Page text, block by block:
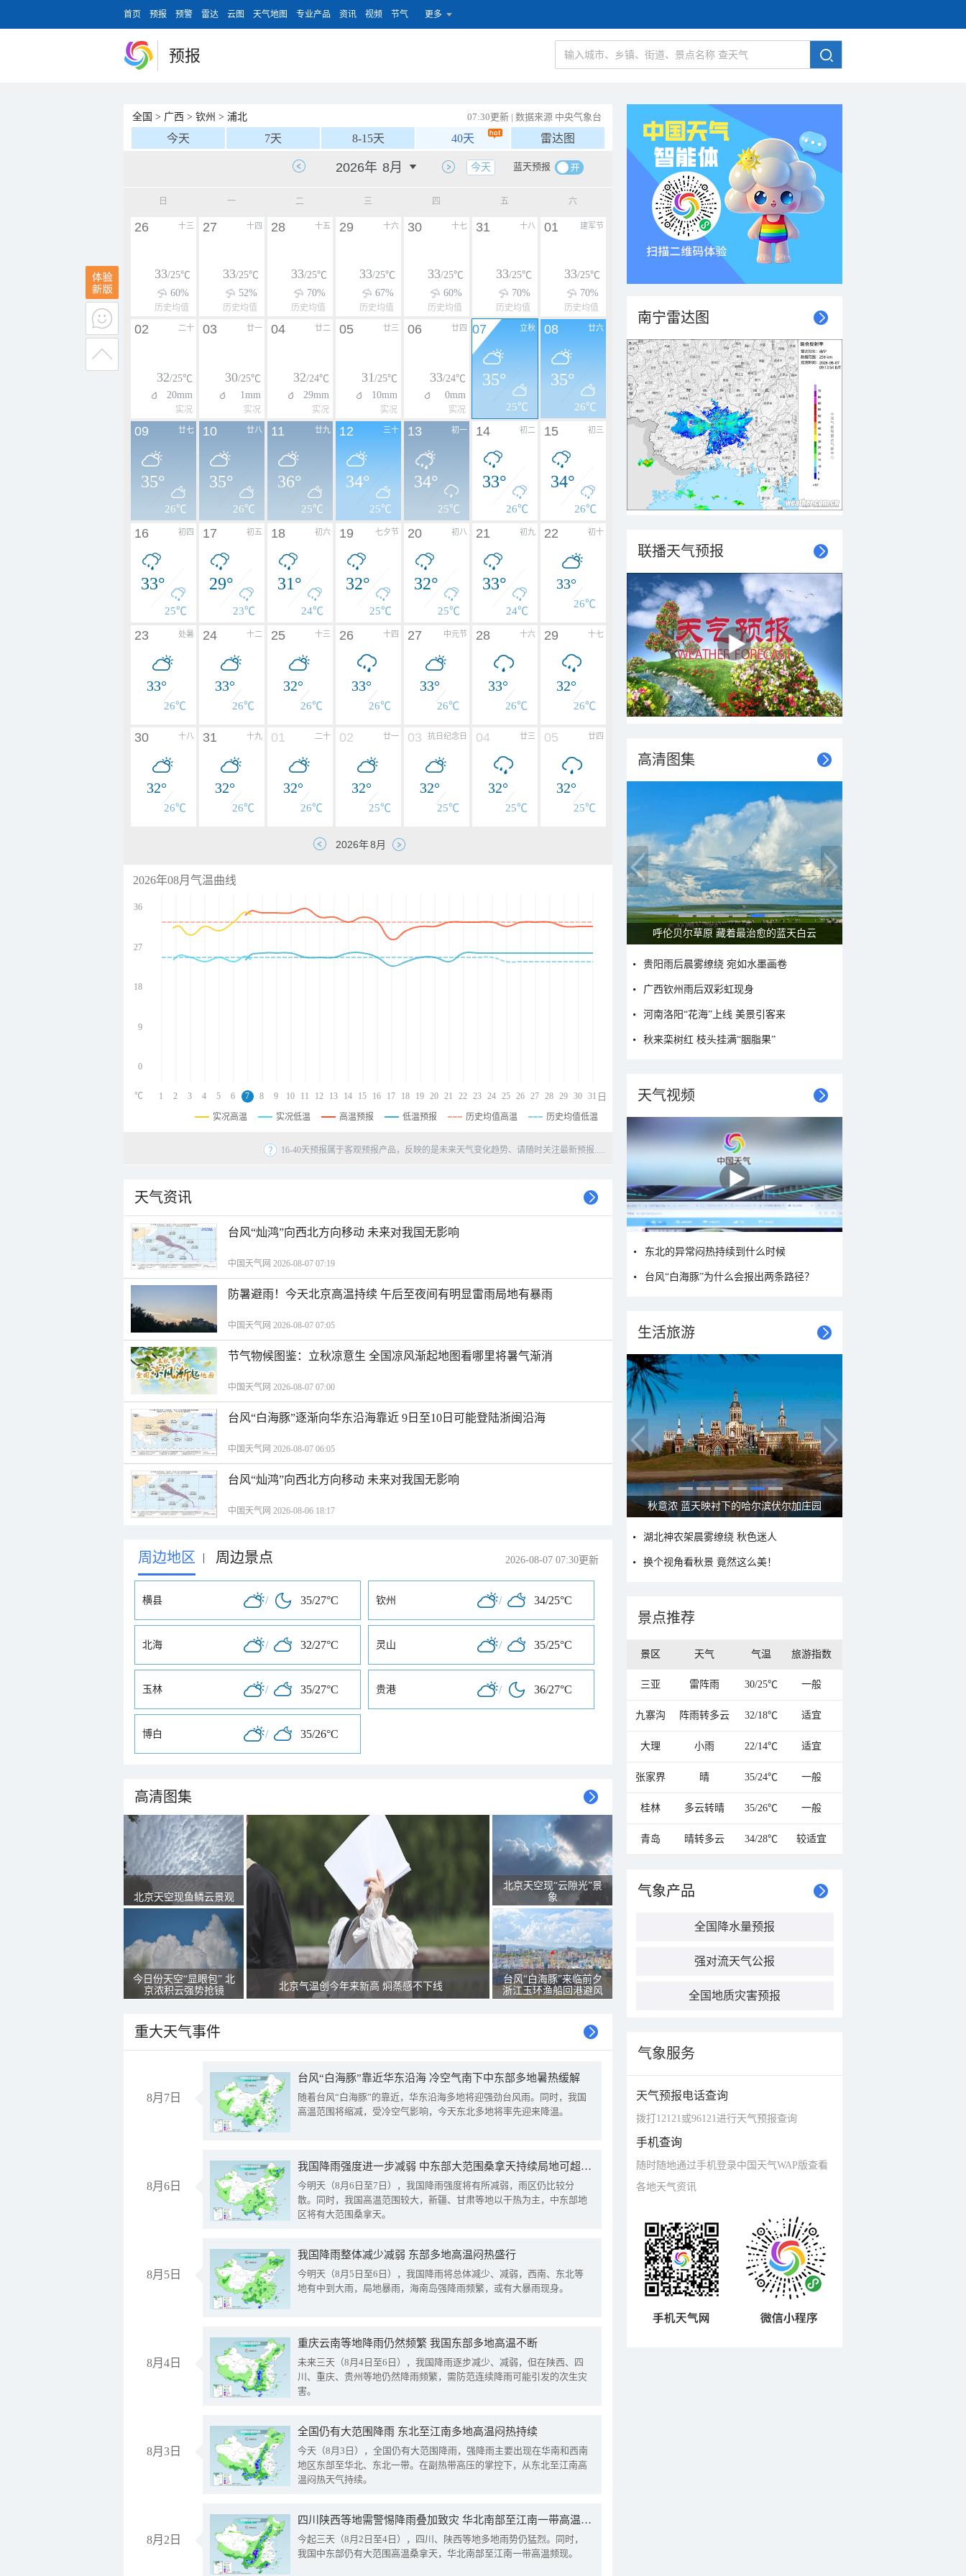
首页 预报 预警 雷达 云图 天气地图 专业产品 资讯 视频 节气 更多
预报
全国 > 广西 > 钦州 > 浦北 07:30更新 | 数据来源 中央气象台
今天 7天 8-15天 40天 雷达图
蓝天预报
今天
日 一 二 三 四 五 六
十三
26
33/25℃
60%
历史均值
十四
27
33/25℃
52%
历史均值
十五
28
33/25℃
70%
历史均值
十六
29
33/25℃
67%
历史均值
十七
30
33/25℃
60%
历史均值
十八
31
33/25℃
70%
历史均值
建军节
01
33/25℃
70%
历史均值
二十
02
32/25℃
20mm
实况
廿一
03
30/25℃
1mm
实况
廿二
04
32/24℃
29mm
实况
廿三
05
31/25℃
10mm
实况
廿四
06
33/24℃
0mm
实况
立秋
07
35°
25℃
廿六
08
35°
26℃
廿七
09
35°
26℃
廿八
10
35°
26℃
廿九
11
36°
25℃
三十
12
34°
25℃
初一
13
34°
25℃
初二
14
33°
26℃
初三
15
34°
26℃
初四
16
33°
25℃
初五
17
29°
23℃
初六
18
31°
24℃
七夕节
19
32°
25℃
初八
20
32°
25℃
初九
21
33°
24℃
初十
22
33°
26℃
处暑
23
33°
26℃
十二
24
33°
26℃
十三
25
32°
26℃
十四
26
33°
26℃
中元节
27
33°
26℃
十六
28
33°
26℃
十七
29
32°
26℃
十八
30
32°
26℃
十九
31
32°
26℃
二十
01
32°
26℃
廿一
02
32°
25℃
抗日纪念日
03
32°
25℃
廿三
04
32°
25℃
廿四
05
32°
25℃
2026年08月气温曲线
36
27
18
9
0
1 2 3 4 5 6 7 8 9 10 11 12 13 14 15 16 17 18 19 20 21 22 23 24 25 26 27 28 29 30 31
℃ 日
实况高温 实况低温 高温预报 低温预报 历史均值高温 历史均值低温
16-40天预报属于客观预报产品，反映的是未来天气变化趋势、请随时关注最新预报.....
天气资讯
台风“灿鸿”向西北方向移动 未来对我国无影响
中国天气网 2026-08-07 07:19
防暑避雨！今天北京高温持续 午后至夜间有明显雷雨局地有暴雨
中国天气网 2026-08-07 07:05
节气物候图鉴：立秋凉意生 全国凉风渐起地图看哪里将暑气渐消
中国天气网 2026-08-07 07:00
台风“白海豚”逐渐向华东沿海靠近 9日至10日可能登陆浙闽沿海
中国天气网 2026-08-07 06:05
台风“灿鸿”向西北方向移动 未来对我国无影响
中国天气网 2026-08-06 18:17
周边地区 | 周边景点 2026-08-07 07:30更新
横县 / 35/27°C 钦州 / 34/25°C
北海 / 32/27°C 灵山 / 35/25°C
玉林 / 35/27°C 贵港 / 36/27°C
博白 / 35/26°C
高清图集
北京天空现鱼鳞云景观
今日份天空“显眼包” 北
京浓积云强势抢镜
北京气温创今年来新高 焖蒸感不下线
北京天空现“云隙光”景
象
台风“白海豚”来临前夕
浙江玉环渔船回港避风
重大天气事件
8月7日
台风“白海豚”靠近华东沿海 冷空气南下中东部多地暑热缓解
随着台风“白海豚”的靠近，华东沿海多地将迎强劲台风雨。同时，我国
高温范围将缩减，受冷空气影响，今天东北多地将率先迎来降温。
8月6日
我国降雨强度进一步减弱 中东部大范围桑拿天持续局地可超38℃
今明天（8月6日至7日），我国降雨强度将有所减弱，雨区仍比较分
散。同时，我国高温范围较大，新疆、甘肃等地以干热为主，中东部地
区将有大范围桑拿天。
8月5日
我国降雨整体减少减弱 东部多地高温闷热盛行
今明天（8月5日至6日），我国降雨将总体减少、减弱，西南、东北等
地有中到大雨，局地暴雨，海南岛强降雨频繁，或有大暴雨现身。
8月4日
重庆云南等地降雨仍然频繁 我国东部多地高温不断
未来三天（8月4日至6日），我国降雨逐步减少、减弱，但在陕西、四
川、重庆、贵州等地仍然降雨频繁，需防范连续降雨可能引发的次生灾
害。
8月3日
全国仍有大范围降雨 东北至江南多地高温闷热持续
今天（8月3日），全国仍有大范围降雨，强降雨主要出现在华南和西南
地区东部至华北、东北一带。在副热带高压的掌控下，从东北至江南高
温闷热天气持续。
8月2日
四川陕西等地需警惕降雨叠加致灾 华北南部至江南一带高温频现
今起三天（8月2日至4日），四川、陕西等地多地雨势仍猛烈。同时，
我国中东部仍有大范围高温桑拿天，华北南部至江南一带高温频现。
南宁雷达图
联播天气预报
高清图集
呼伦贝尔草原 藏着最治愈的蓝天白云
贵阳雨后晨雾缭绕 宛如水墨画卷
广西钦州雨后双彩虹现身
河南洛阳“花海”上线 美景引客来
秋来栾树红 枝头挂满“胭脂果”
天气视频
东北的异常闷热持续到什么时候
台风“白海豚”为什么会报出两条路径？
生活旅游
秋意浓 蓝天映衬下的哈尔滨伏尔加庄园
湖北神农架晨雾缭绕 秋色迷人
换个视角看秋景 竟然这么美！
景点推荐
景区 天气 气温 旅游指数
三亚 雷阵雨 30/25℃ 一般
九寨沟 阵雨转多云 32/18℃ 适宜
大理 小雨 22/14℃ 适宜
张家界 晴 35/24℃ 一般
桂林 多云转晴 35/26℃ 一般
青岛 晴转多云 34/28℃ 较适宜
气象产品
全国降水量预报
强对流天气公报
全国地质灾害预报
气象服务
天气预报电话查询
拨打12121或96121进行天气预报查询
手机查询
随时随地通过手机登录中国天气WAP版查看
各地天气资讯